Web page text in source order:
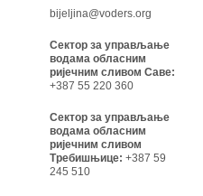
bijeljina@voders.org
Сектор за управљање
водама обласним
ријечним сливом Саве:
+387 55 220 360
Сектор за управљање
водама обласним
ријечним сливом
Требишњице: +387 59
245 510